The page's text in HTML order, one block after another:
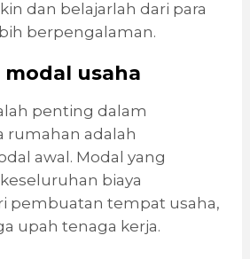
dan belajarlah dari para
berpengalaman.
usaha
penting dalam
rumahan adalah
awal. Modal yang
biaya
pembuatan tempat usaha,
upah tenaga kerja.